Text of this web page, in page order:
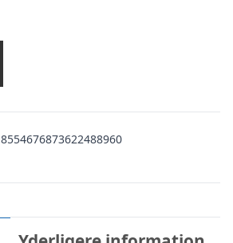
8554676873622488960